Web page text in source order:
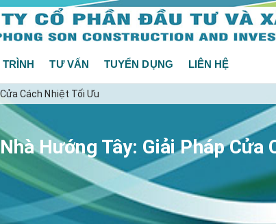
TƯ VẤN TUYỂN DỤNG LIÊN HỆ
Cách Nhiệt Tối Ưu
Hướng Tây: Giải Pháp Cửa